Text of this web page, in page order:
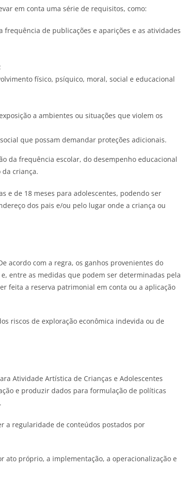
em conta uma série de requisitos, como:
frequência de publicações e aparições e as atividades
físico, psíquico, moral, social e educacional
a ambientes ou situações que violem os
que possam demandar proteções adicionais.
da frequência escolar, do desempenho educacional
criança.
e de 18 meses para adolescentes, podendo ser
dos pais e/ou pelo lugar onde a criança ou
acordo com a regra, os ganhos provenientes do
entre as medidas que podem ser determinadas pela
feita a reserva patrimonial em conta ou a aplicação
riscos de exploração econômica indevida ou de
Atividade Artística de Crianças e Adolescentes
e produzir dados para formulação de políticas
a regularidade de conteúdos postados por
ato próprio, a implementação, a operacionalização e